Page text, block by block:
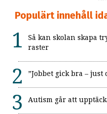
Populärt innehåll
Så kan skolan skapa
raster
”Jobbet gick bra – just
Autism går att